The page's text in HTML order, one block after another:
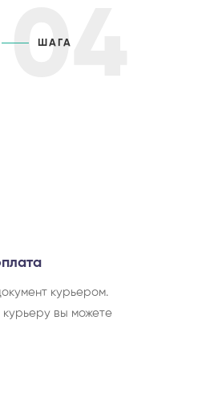
04
ШАГА
курьером.
курьеру вы можете